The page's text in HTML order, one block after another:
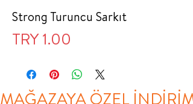
Strong Turuncu Sarkıt
TRY 1.00
MAĞAZAYA ÖZEL İNDİRİM